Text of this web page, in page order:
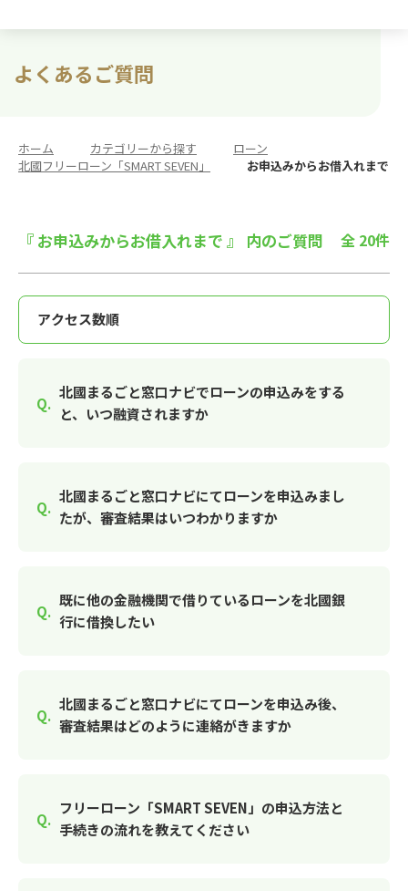
よくあるご質問
ホーム カテゴリーから探す ローン
北國フリーローン「SMART SEVEN」
お申込みからお借入れまで
『 お申込みからお借入れまで 』 内のご質問 全 20件
北國まるごと窓口ナビでローンの申込みをする
と、いつ融資されますか
北國まるごと窓口ナビにてローンを申込みまし
たが、審査結果はいつわかりますか
既に他の金融機関で借りているローンを北國銀
行に借換したい
北國まるごと窓口ナビにてローンを申込み後、
審査結果はどのように連絡がきますか
フリーローン「SMART SEVEN」の申込方法と
手続きの流れを教えてください